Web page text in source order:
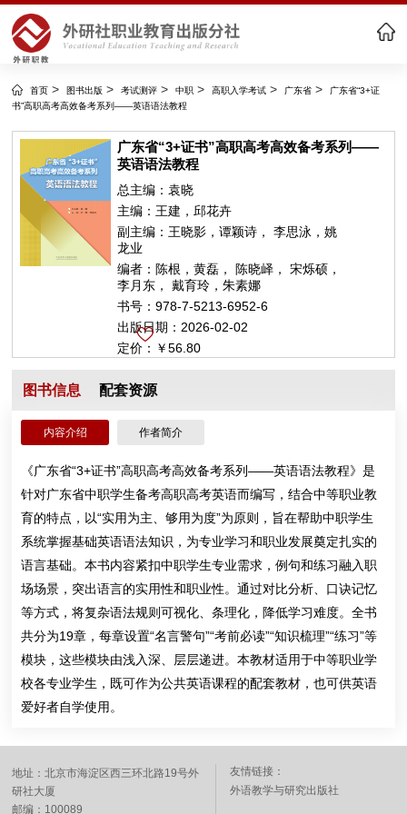
首页 > 图书出版 > 考试测评 > 中职 > 高职入学考试 > 广东省 >
广东省“3+证
书”高职高考高效备考系列——英语语法教程
广东省“3+证书”高职高考高效备考系列——
英语语法教程
总主编： 袁晓
主编： 王建，邱花卉
副主编： 王晓影，谭颖诗， 李思泳，姚
龙业
编者： 陈根，黄磊， 陈晓峄， 宋烁硕，
李月东， 戴育玲，朱素娜
书号：978-7-5213-6952-6
出版日期： 2026-02-02
定价： ￥56.80
目录
图书信息 配套资源
内容介绍 作者简介
《广东省“3+证书”高职高考高效备考系列——英语语法教程》是
针对广东省中职学生备考高职高考英语而编写，结合中等职业教
育的特点，以“实用为主、够用为度”为原则，旨在帮助中职学生
系统掌握基础英语语法知识，为专业学习和职业发展奠定扎实的
语言基础。本书内容紧扣中职学生专业需求，例句和练习融入职
场场景，突出语言的实用性和职业性。通过对比分析、口诀记忆
等方式，将复杂语法规则可视化、条理化，降低学习难度。全书
共分为19章，每章设置“名言警句”“考前必读”“知识梳理”“练习”等
模块，这些模块由浅入深、层层递进。本教材适用于中等职业学
校各专业学生，既可作为公共英语课程的配套教材，也可供英语
爱好者自学使用。
地址：北京市海淀区西三环北路19号外
研社大厦
邮编：100089
友情链接：
外语教学与研究出版社